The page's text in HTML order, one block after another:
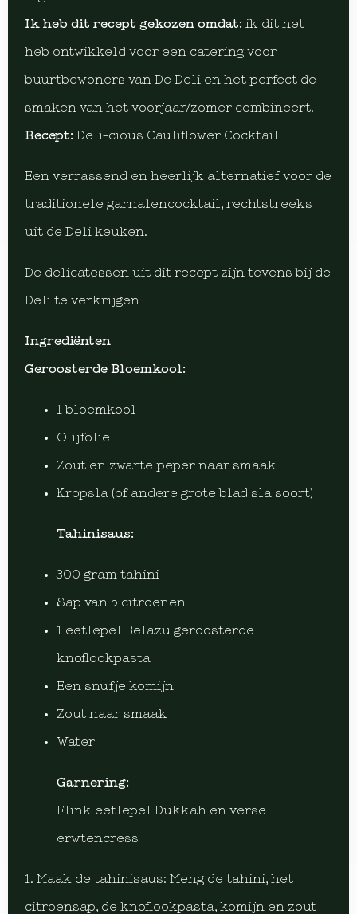
Ik heb dit recept gekozen omdat: ik dit net
heb ontwikkeld voor een catering voor
buurtbewoners van De Deli en het perfect de
smaken van het voorjaar/zomer combineert!
Recept: Deli-cious Cauliflower Cocktail
Een verrassend en heerlijk alternatief voor de
traditionele garnalencocktail, rechtstreeks
uit de Deli keuken.
De delicatessen uit dit recept zijn tevens bij de
Deli te verkrijgen
Ingrediënten
Geroosterde Bloemkool:
1 bloemkool
Olijfolie
Zout en zwarte peper naar smaak
Kropsla (of andere grote blad sla soort)
Tahinisaus:
300 gram tahini
Sap van 5 citroenen
1 eetlepel Belazu geroosterde
knoflookpasta
Een snufje komijn
Zout naar smaak
Water
Garnering:
Flink eetlepel Dukkah en verse
erwtencress
1. Maak de tahinisaus: Meng de tahini, het
citroensap, de knoflookpasta, komijn en zout